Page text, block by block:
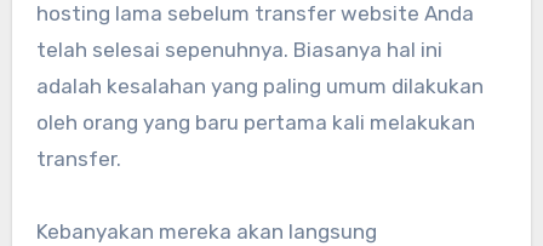
hosting lama sebelum transfer website Anda
telah selesai sepenuhnya. Biasanya hal ini
adalah kesalahan yang paling umum dilakukan
oleh orang yang baru pertama kali melakukan
transfer.
Kebanyakan mereka akan langsung